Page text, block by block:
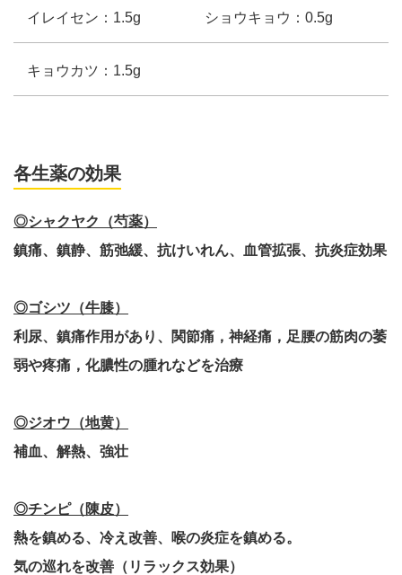
イレイセン：1.5g ショウキョウ：0.5g
キョウカツ：1.5g
各生薬の効果
◎シャクヤク（芍薬）
鎮痛、鎮静、筋弛緩、抗けいれん、血管拡張、抗炎症効果
◎ゴシツ（牛膝）
利尿、鎮痛作用があり、関節痛，神経痛，足腰の筋肉の萎
弱や疼痛，化膿性の腫れなどを治療
◎ジオウ（地黄）
補血、解熱、強壮
◎チンピ（陳皮）
熱を鎮める、冷え改善、喉の炎症を鎮める。
気の巡れを改善（リラックス効果）